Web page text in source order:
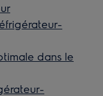
dans le